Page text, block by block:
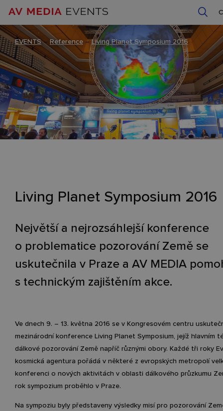
EVENTS– Reference –Living Planet Symposium 2016
Living Planet Symposium 2016
Největší a nejrozsáhlejší konference
o problematice pozorování Země se
uskutečnila v Praze a AV MEDIA
s technickým zajištěním akce.
Ve dnech 9. – 13. května 2016 se v Kongresovém centru
mezinárodní konference Living Planet Symposium, jejíž hlavním
dálkové pozorování Země napříč různými obory. Každé tři roky
kosmická agentura pořádá v některé z evropských metropolí
konferenci o nových aktivitách v oblasti dálkového průzkumu
rok sympozium proběhlo v Praze.
Na sympoziu byly představeny výsledky misí pro pozorování